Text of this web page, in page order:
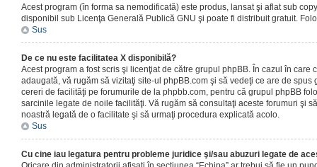
Acest program (în forma sa nemodificată) este produs, lansat şi aflat sub
disponibil sub Licenţa Generală Publică GNU şi poate fi distribuit gratuit.
Sus
De ce nu este facilitatea X disponibilă?
Acest program a fost scris şi licenţiat de către grupul phpBB. În cazul în care
adaugată, vă rugăm să vizitaţi site-ul phpBB.com şi să vedeţi ce are de
cereri de facilităţi pe forumurile de la phpbb.com, pentru că grupul phpBB
sarcinile legate de noile facilităţi. Vă rugăm să consultaţi aceste forumuri şi
noastră legată de o facilitate şi să urmaţi procedura explicată acolo.
Sus
Cu cine iau legatura pentru probleme juridice şi/sau abuzuri legate de